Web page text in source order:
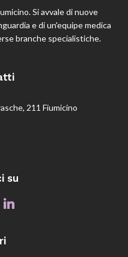
Si avvale di nuove
e di un'equipe medica
branche specialistiche.
211 Fiumicino
su